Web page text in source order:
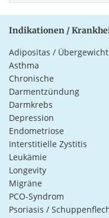
Indikationen /
Adipositas / Übergewicht
Asthma
Chronische
Darmentzündung
Darmkrebs
Depression
Endometriose
Interstitielle Zystitis
Leukämie
Longevity
Migräne
PCO-Syndrom
Psoriasis /